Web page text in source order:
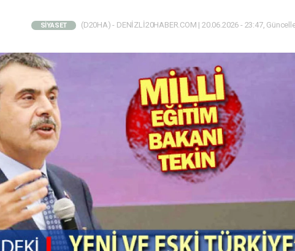
SİYASET (D20HA) - DENİZLİ20HABER.COM | 20.06.2026 - 23:47,